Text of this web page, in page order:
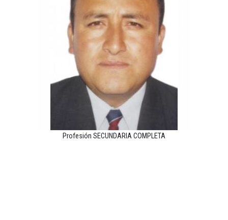
Profesión SECUNDARIA COMPLETA